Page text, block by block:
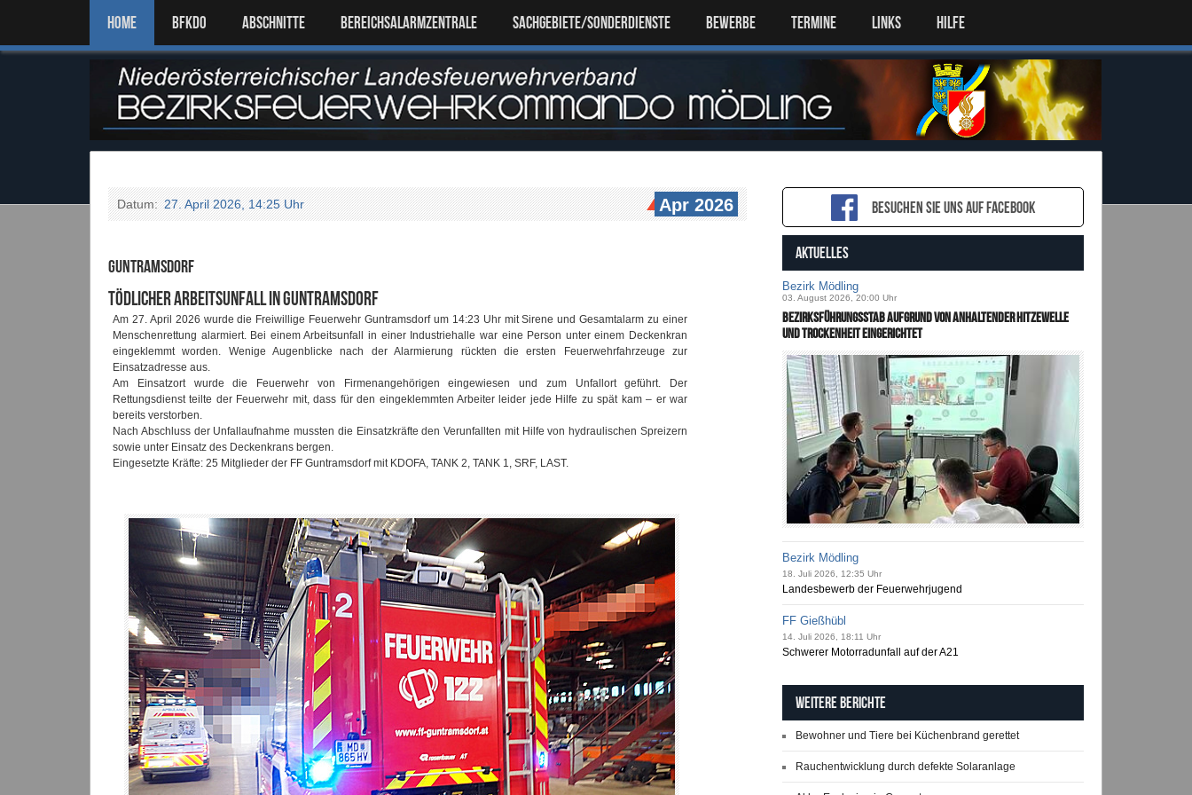
Home BFKDO ABSCHNITTE BEREICHSALARMZENTRALE SACHGEBIETE/SONDERDIENSTE Bewerbe TERMINE LINKS HILFE
Datum:27. April 2026, 14:25 Uhr Apr 2026
Guntramsdorf
Tödlicher Arbeitsunfall in Guntramsdorf
Am 27. April 2026 wurde die Freiwillige Feuerwehr Guntramsdorf um 14:23 Uhr mit Sirene und Gesamtalarm zu einer
Menschenrettung alarmiert. Bei einem Arbeitsunfall in einer Industriehalle war eine Person unter einem Deckenkran
eingeklemmt worden. Wenige Augenblicke nach der Alarmierung rückten die ersten Feuerwehrfahrzeuge zur
Einsatzadresse aus.
Am Einsatzort wurde die Feuerwehr von Firmenangehörigen eingewiesen und zum Unfallort geführt. Der
Rettungsdienst teilte der Feuerwehr mit, dass für den eingeklemmten Arbeiter leider jede Hilfe zu spät kam – er war
bereits verstorben.
Nach Abschluss der Unfallaufnahme mussten die Einsatzkräfte den Verunfallten mit Hilfe von hydraulischen Spreizern
sowie unter Einsatz des Deckenkrans bergen.
Eingesetzte Kräfte: 25 Mitglieder der FF Guntramsdorf mit KDOFA, TANK 2, TANK 1, SRF, LAST.
Besuchen sie uns auf Facebook
AKTUELLES
Bezirk Mödling
03. August 2026, 20:00 Uhr
Bezirksführungsstab aufgrund von anhaltender Hitzewelle
und Trockenheit eingerichtet
Bezirk Mödling
18. Juli 2026, 12:35 Uhr
Landesbewerb der Feuerwehrjugend
FF Gießhübl
14. Juli 2026, 18:11 Uhr
Schwerer Motorradunfall auf der A21
Weitere Berichte
Bewohner und Tiere bei Küchenbrand gerettet
Rauchentwicklung durch defekte Solaranlage